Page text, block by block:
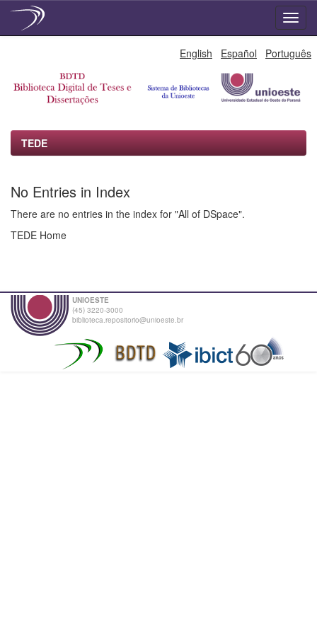
English Español Português
TEDE
No Entries in Index
There are no entries in the index for "All of DSpace".
TEDE Home
UNIOESTE
(45) 3220-3000
biblioteca.repositorio@unioeste.br